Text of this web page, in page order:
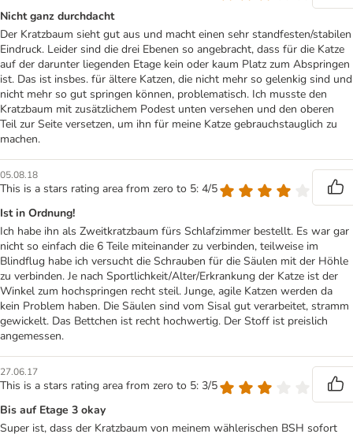
Nicht ganz durchdacht
Der Kratzbaum sieht gut aus und macht einen sehr standfesten/stabilen
Eindruck. Leider sind die drei Ebenen so angebracht, dass für die Katze
auf der darunter liegenden Etage kein oder kaum Platz zum Abspringen
ist. Das ist insbes. für ältere Katzen, die nicht mehr so gelenkig sind und
nicht mehr so gut springen können, problematisch. Ich musste den
Kratzbaum mit zusätzlichem Podest unten versehen und den oberen
Teil zur Seite versetzen, um ihn für meine Katze gebrauchstauglich zu
machen.
05.08.18
This is a stars rating area from zero to 5: 4/5
Ist in Ordnung!
Ich habe ihn als Zweitkratzbaum fürs Schlafzimmer bestellt. Es war gar
nicht so einfach die 6 Teile miteinander zu verbinden, teilweise im
Blindflug habe ich versucht die Schrauben für die Säulen mit der Höhle
zu verbinden. Je nach Sportlichkeit/Alter/Erkrankung der Katze ist der
Winkel zum hochspringen recht steil. Junge, agile Katzen werden da
kein Problem haben. Die Säulen sind vom Sisal gut verarbeitet, stramm
gewickelt. Das Bettchen ist recht hochwertig. Der Stoff ist preislich
angemessen.
27.06.17
This is a stars rating area from zero to 5: 3/5
Bis auf Etage 3 okay
Super ist, dass der Kratzbaum von meinem wählerischen BSH sofort